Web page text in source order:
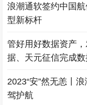
浪潮通软签约中国
型新标杆
管好用好数据资产
据、天元征信完成
2023“安”然无恙丨
驾护航